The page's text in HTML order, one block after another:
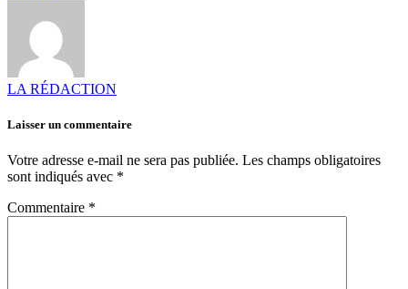
LA RÉDACTION
Laisser un commentaire
Votre adresse e-mail ne sera pas publiée. Les champs obligatoires
sont indiqués avec *
Commentaire *